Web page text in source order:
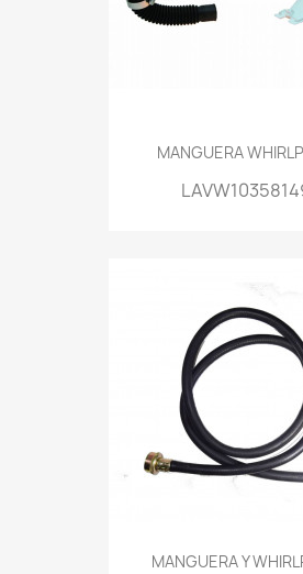
MANGUERA
MANGUERA Y